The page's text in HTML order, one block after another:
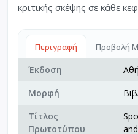
κριτικής σκέψης σε κάθε
Περιγραφή Προβολή
Έκδοση
Μορφή
Τίτλος
Πρωτοτύπου